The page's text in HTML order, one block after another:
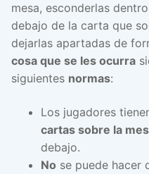
mesa, esconderlas
debajo de la carta que
dejarlas apartadas de
cosa que se les ocurra
siguientes normas:
Los jugadores
cartas sobre la
debajo.
No se puede hacer